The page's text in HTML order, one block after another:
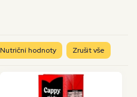
Nutriční hodnoty Zrušit vše